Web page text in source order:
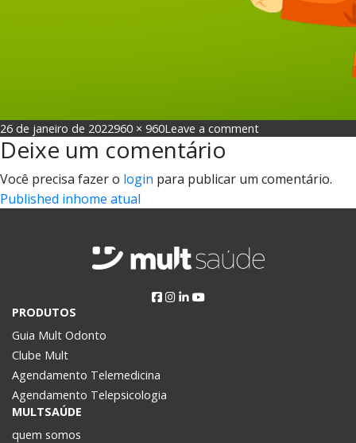
Posted
on
26 de janeiro de 2022Full
size
960 × 960Leave a commenton
Seguro
Deixe um comentário
Você precisa fazer o login para publicar um comentário.
Navegação
Published inhome atual
PRODUTOS
Guia Mult Odonto
Clube Mult
Agendamento Telemedicina
Agendamento Telepsicologia
MULTSAÚDE
quem somos